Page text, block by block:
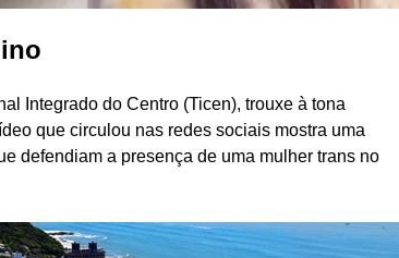
Integrado do Centro (Ticen), trouxe à tona
que circulou nas redes sociais mostra uma
defendiam a presença de uma mulher trans no